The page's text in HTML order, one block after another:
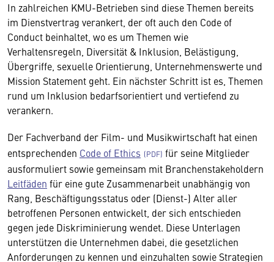
In zahlreichen KMU-Betrieben sind diese Themen bereits
im Dienstvertrag verankert, der oft auch den Code of
Conduct beinhaltet, wo es um Themen wie
Verhaltensregeln, Diversität & Inklusion, Belästigung,
Übergriffe, sexuelle Orientierung, Unternehmenswerte und
Mission Statement geht. Ein nächster Schritt ist es, Themen
rund um Inklusion bedarfsorientiert und vertiefend zu
verankern.
Der Fachverband der Film- und Musikwirtschaft hat einen
entsprechenden Code of Ethics
für seine Mitglieder
ausformuliert sowie gemeinsam mit Branchenstakeholdern
Leitfäden für eine gute Zusammenarbeit unabhängig von
Rang, Beschäftigungsstatus oder (Dienst-) Alter aller
betroffenen Personen entwickelt, der sich entschieden
gegen jede Diskriminierung wendet. Diese Unterlagen
unterstützen die Unternehmen dabei, die gesetzlichen
Anforderungen zu kennen und einzuhalten sowie Strategien